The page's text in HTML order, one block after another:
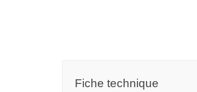
Fiche technique